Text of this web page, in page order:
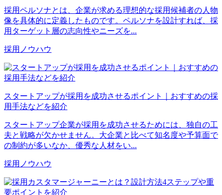
採用ペルソナとは、企業が求める理想的な採用候補者の人物
像を具体的に定義したものです。ペルソナを設計すれば、採
用ターゲット層の志向性やニーズを...
採用ノウハウ
スタートアップが採用を成功させるポイント｜おすすめの採
用手法などを紹介
スタートアップ企業が採用を成功させるためには、独自の工
夫と戦略が欠かせません。大企業と比べて知名度や予算面で
の制約が多いなか、優秀な人材をい...
採用ノウハウ